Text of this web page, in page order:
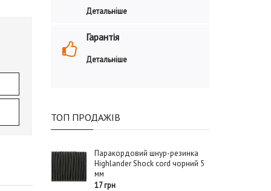
Детальніше
Гарантія
Детальніше
ТОП ПРОДАЖІВ
Паракордовий шнур-резинка
Highlander Shock cord чорний 5
мм
17 грн